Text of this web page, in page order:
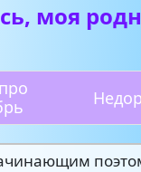
моя